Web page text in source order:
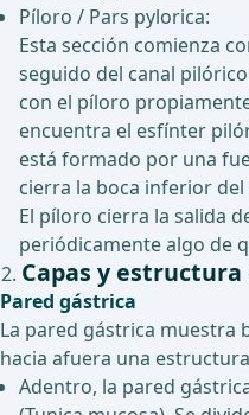
Píloro / Pars pylorica:
Esta sección comienza
seguido del canal
con el píloro
encuentra el esfínter
está formado por una
cierra la boca inferior
El píloro cierra la salida
periódicamente algo de
Capas y
Pared gástrica
La pared gástrica muestra
hacia afuera una
Adentro, la pared